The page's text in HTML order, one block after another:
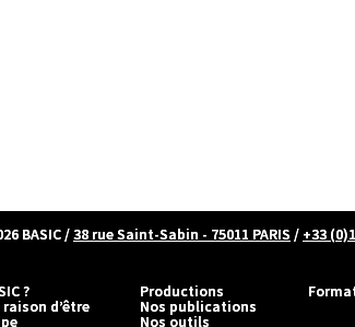
BASIC/38 rue Saint-Sabin - 75011 PARIS / +33
?
d’être
Productions
Nos publications
Nos outils